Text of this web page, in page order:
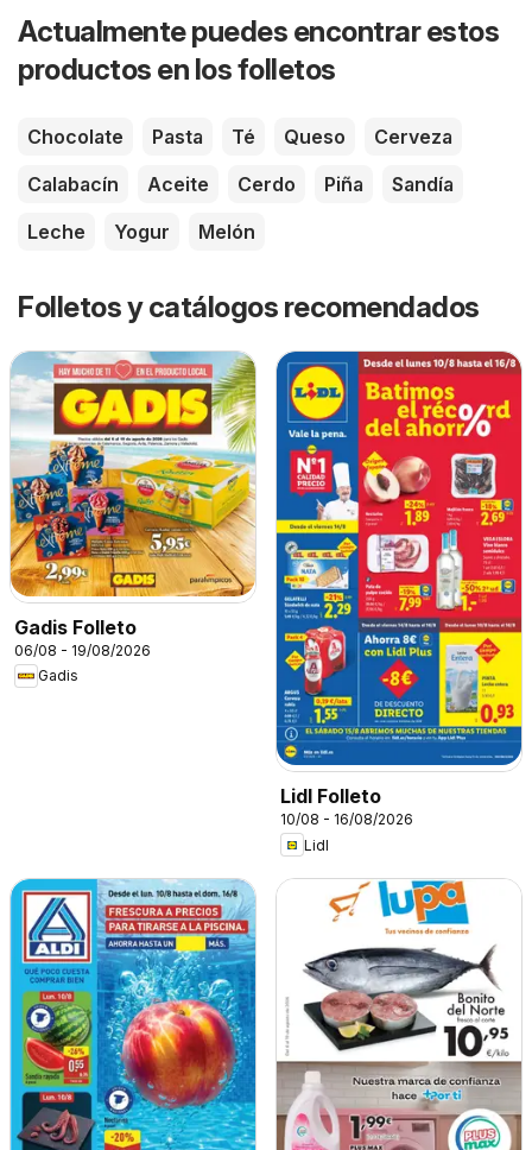
Actualmente puedes encontrar estos
productos en los folletos
Chocolate Pasta Té Queso
Cerveza
Calabacín
Aceite Cerdo Piña
Sandía
Leche
Yogur Melón
Folletos y catálogos recomendados
Gadis Folleto
06/08 - 19/08/2026
Gadis
Lidl Folleto
10/08 - 16/08/2026
Lidl